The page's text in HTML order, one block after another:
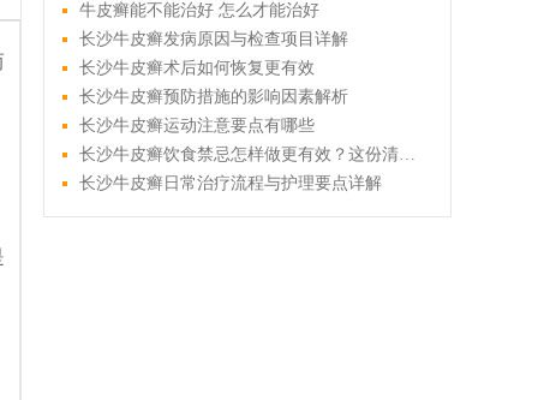
牛皮癣能不能治好 怎么才能治好
长沙牛皮癣发病原因与检查项目详解
长沙牛皮癣术后如何恢复更有效
长沙牛皮癣预防措施的影响因素解析
长沙牛皮癣运动注意要点有哪些
长沙牛皮癣饮食禁忌怎样做更有效？这份清单仔细看看
长沙牛皮癣日常治疗流程与护理要点详解